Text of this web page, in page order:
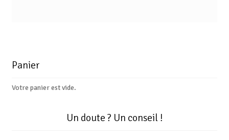
Panier
Votre panier est vide.
Un doute ? Un conseil !